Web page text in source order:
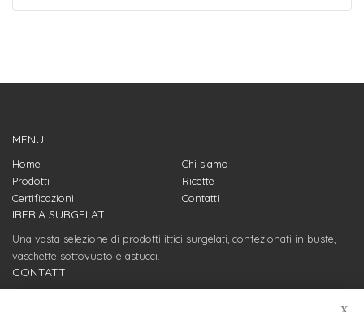
MENU
Home
Chi siamo
Prodotti
Ricette
Certificazioni
Contatti
IBERIA SURGELATI
Una vasta selezione di prodotti ittici surgelati, confezionati in buste,
vaschette sottovuoto e astucci.
CONTATTI